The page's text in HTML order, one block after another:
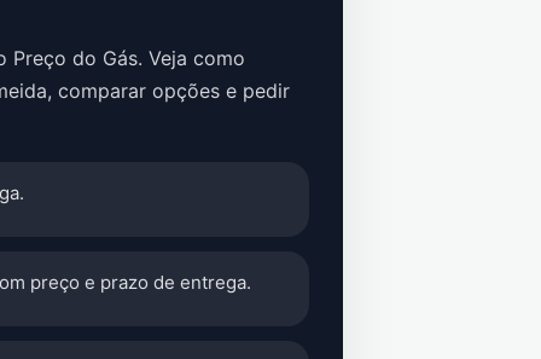
do Gás. Veja como
, comparar opções e pedir
preço e prazo de entrega.